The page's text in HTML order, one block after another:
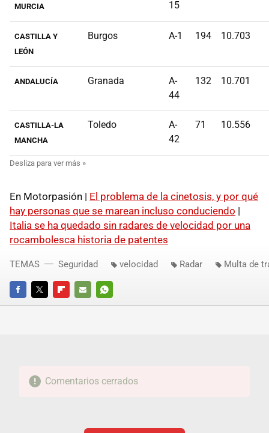
MURCIA
15
CASTILLA Y
LEÓN
Burgos A-1 194 10.703
ANDALUCÍA Granada
A-
44
132 10.701
CASTILLA-LA
MANCHA
Toledo
A-
42
71 10.556
En Motorpasión | El problema de la cinetosis, y por qué
hay personas que se marean incluso conduciendo |
Italia se ha quedado sin radares de velocidad por una
rocambolesca historia de patentes
FACEBOOKTWITTERFLIPBOARD
E-
WHATSAPP
TEMAS Seguridad velocidad Radar Multa de
Comentarios cerrados